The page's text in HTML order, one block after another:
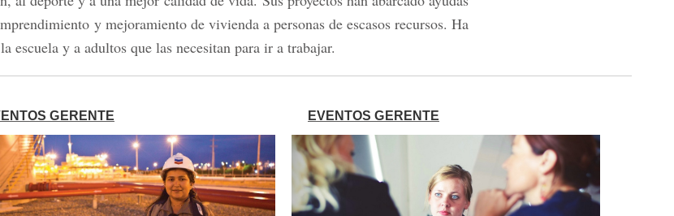
y mejoramiento de vivienda a personas de escasos recursos. Ha
escuela y a adultos que las necesitan para ir a trabajar.
GERENTE EVENTOS GERENTE